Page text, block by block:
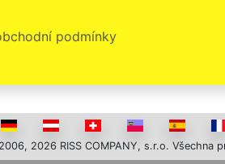
podmínky
2026 RISS COMPANY, s.r.o. Všechna